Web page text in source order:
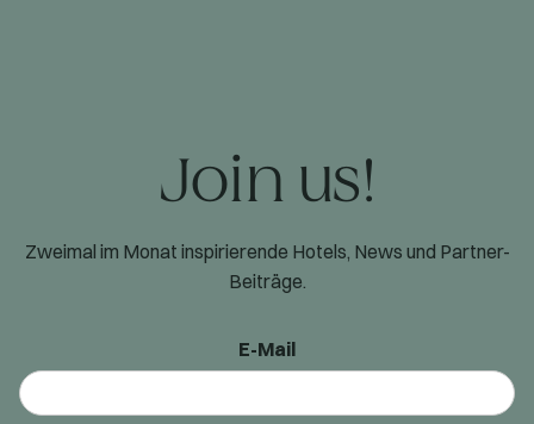
Join us!
Zweimal im Monat inspirierende Hotels, News und Partner-
Beiträge.
E-Mail